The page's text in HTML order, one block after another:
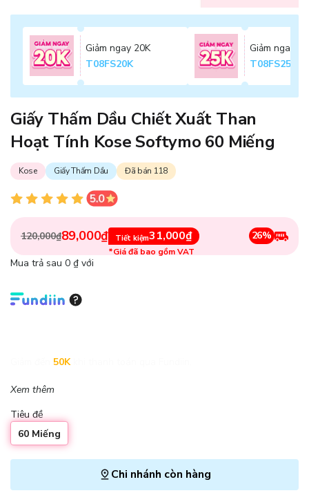
Giảm ngay 20K
T08FS20K
Giảm ngay
T08FS25K
Giấy Thấm Dầu Chiết Xuất Than
Hoạt Tính Kose Softymo 60 Miếng
Kose Giấy Thấm Dầu Đã bán 118
120,000₫89,000₫ Tiết kiệm31,000₫
*Giá đã bao gồm VAT
26%
Mua trả sau 0 ₫ với
50K
Xem thêm
Tiêu đề
60 Miếng
Chi nhánh còn hàng